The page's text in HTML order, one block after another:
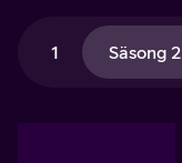
1 Säsong 2